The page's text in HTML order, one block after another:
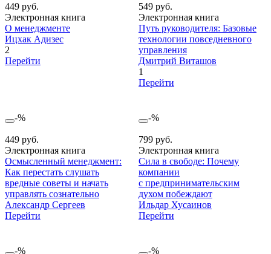
449 руб.
Электронная книга
О менеджменте
Ицхак Адизес
2
Перейти
549 руб.
Электронная книга
Путь руководителя: Базовые
технологии повседневного
управления
Дмитрий Виташов
1
Перейти
-%
449 руб.
Электронная книга
Осмысленный менеджмент:
Как перестать слушать
вредные советы и начать
управлять сознательно
Александр Сергеев
Перейти
-%
799 руб.
Электронная книга
Сила в свободе: Почему
компании
с предпринимательским
духом побеждают
Ильдар Хусаинов
Перейти
-% -%